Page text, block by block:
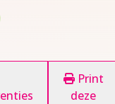
Print
deze